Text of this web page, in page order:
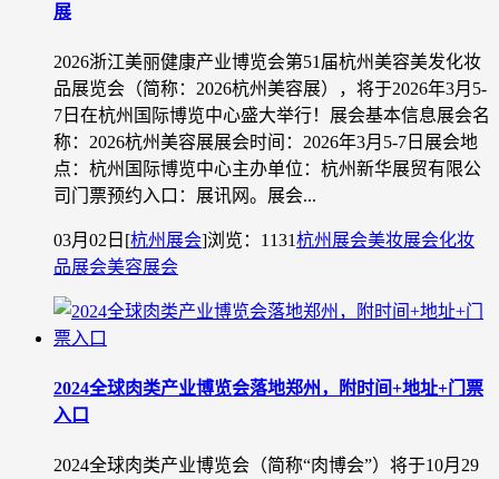
展
2026浙江美丽健康产业博览会第51届杭州美容美发化妆
品展览会（简称：2026杭州美容展），将于2026年3月5-
7日在杭州国际博览中心盛大举行！展会基本信息展会名
称：2026杭州美容展展会时间：2026年3月5-7日展会地
点：杭州国际博览中心主办单位：杭州新华展贸有限公
司门票预约入口：展讯网。展会...
03月02日 [杭州展会]浏览：1131杭州展会美妆展会化妆
品展会美容展会
2024全球肉类产业博览会落地郑州，附时间+地址+门票
入口
2024全球肉类产业博览会（简称“肉博会”）将于10月29